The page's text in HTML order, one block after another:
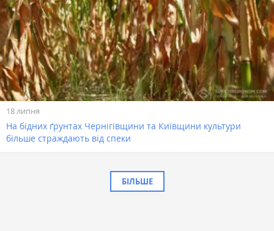
18 липня
На бідних ґрунтах Чернігівщини та Київщини культури
більше страждають від спеки
БІЛЬШЕ